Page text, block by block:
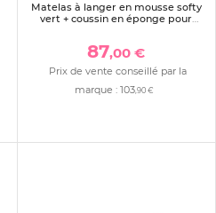
Matelas à langer en mousse softy
vert + coussin en éponge pour
87,00 €
Prix de vente conseillé par la
marque :103,90 €